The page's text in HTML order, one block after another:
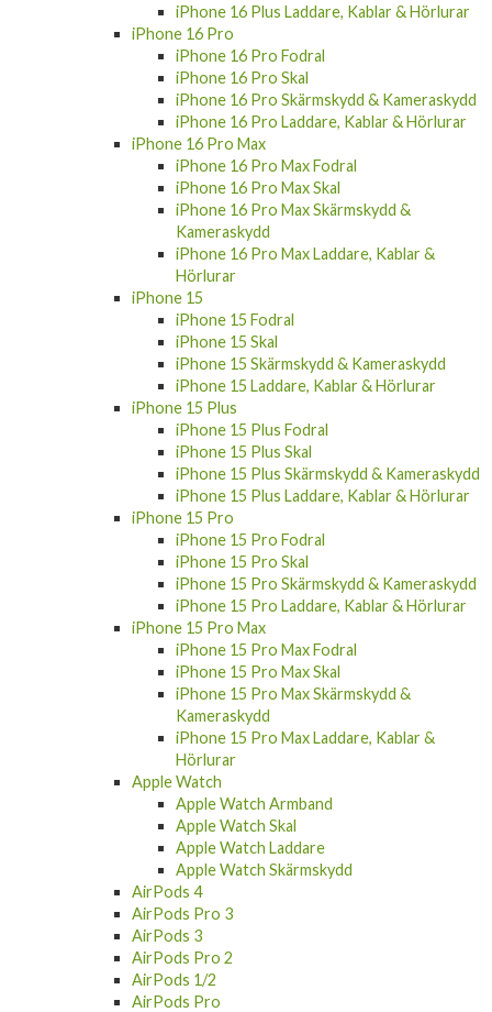
iPhone 16 Plus Laddare, Kablar & Hörlurar
iPhone 16 Pro
iPhone 16 Pro Fodral
iPhone 16 Pro Skal
iPhone 16 Pro Skärmskydd & Kameraskydd
iPhone 16 Pro Laddare, Kablar & Hörlurar
iPhone 16 Pro Max
iPhone 16 Pro Max Fodral
iPhone 16 Pro Max Skal
iPhone 16 Pro Max Skärmskydd &
Kameraskydd
iPhone 16 Pro Max Laddare, Kablar &
Hörlurar
iPhone 15
iPhone 15 Fodral
iPhone 15 Skal
iPhone 15 Skärmskydd & Kameraskydd
iPhone 15 Laddare, Kablar & Hörlurar
iPhone 15 Plus
iPhone 15 Plus Fodral
iPhone 15 Plus Skal
iPhone 15 Plus Skärmskydd & Kameraskydd
iPhone 15 Plus Laddare, Kablar & Hörlurar
iPhone 15 Pro
iPhone 15 Pro Fodral
iPhone 15 Pro Skal
iPhone 15 Pro Skärmskydd & Kameraskydd
iPhone 15 Pro Laddare, Kablar & Hörlurar
iPhone 15 Pro Max
iPhone 15 Pro Max Fodral
iPhone 15 Pro Max Skal
iPhone 15 Pro Max Skärmskydd &
Kameraskydd
iPhone 15 Pro Max Laddare, Kablar &
Hörlurar
Apple Watch
Apple Watch Armband
Apple Watch Skal
Apple Watch Laddare
Apple Watch Skärmskydd
AirPods 4
AirPods Pro 3
AirPods 3
AirPods Pro 2
AirPods 1/2
AirPods Pro